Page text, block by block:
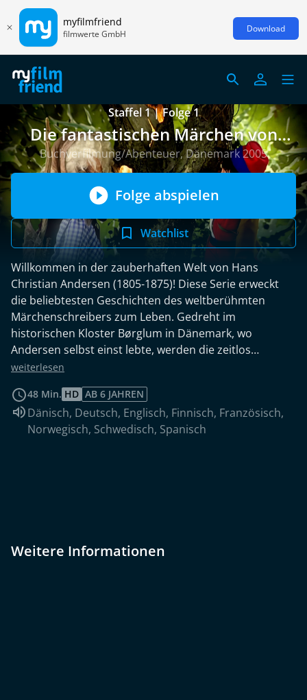
myfilmfriend
filmwerte GmbH Download
Staffel 1 | Folge 1
Die fantastischen Märchen von
Hans Christian Andersen
Buchverfilmung/Abenteuer, Dänemark 2005
Folge abspielen
Watchlist
Willkommen in der zauberhaften Welt von Hans
Christian Andersen (1805-1875)! Diese Serie erweckt
die beliebtesten Geschichten des weltberühmten
Märchenschreibers zum Leben. Gedreht im
historischen Kloster Børglum in Dänemark, wo
Andersen selbst einst lebte, werden die zeitlos
fesselnden Erzählungen durch stimmungsreiches
Leben erweckt - ganz so, wie sie es zu Zeiten des
großen Schriftstellers hätte sein können. Die erste
Folge der Serie beinhaltet die Märchen "Das
weiterlesen
48 Min. HD AB 6 JAHREN
Sprache:
Dänisch, Deutsch, Englisch, Finnisch, Französisch,
Norwegisch, Schwedisch, Spanisch
Weitere Informationen